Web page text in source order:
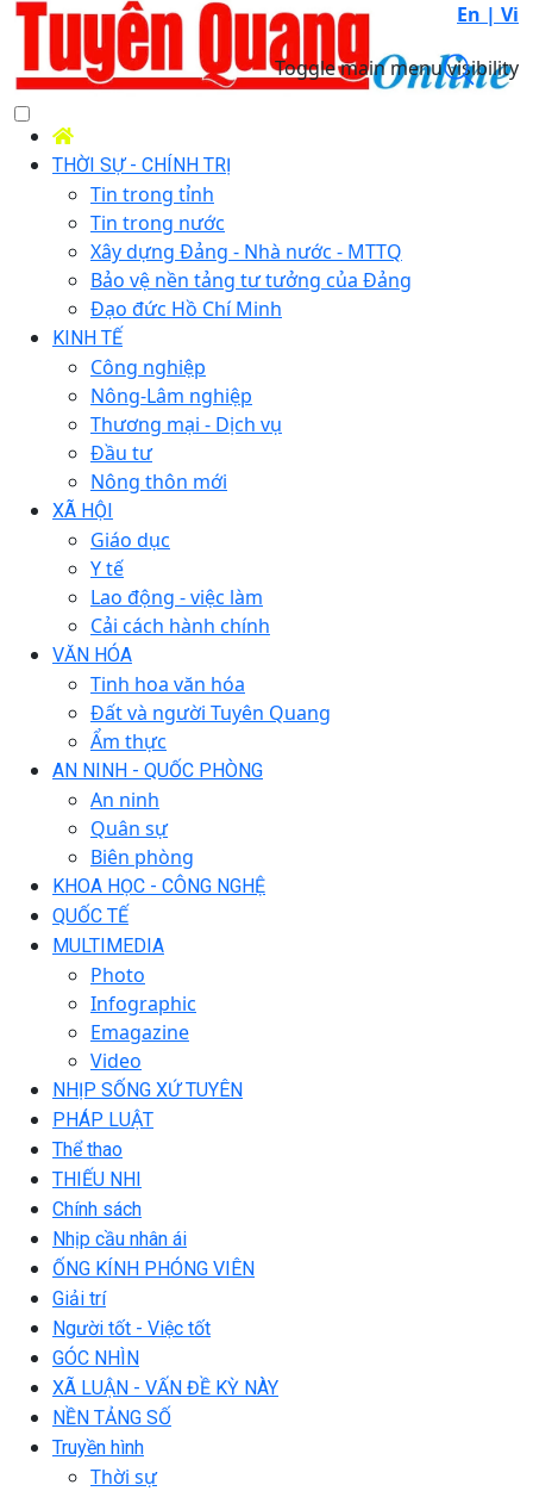
En | Vi
Toggle main menu visibility
THỜI SỰ - CHÍNH TRỊ
Tin trong tỉnh
Tin trong nước
Xây dựng Đảng - Nhà nước - MTTQ
Bảo vệ nền tảng tư tưởng của Đảng
Đạo đức Hồ Chí Minh
KINH TẾ
Công nghiệp
Nông-Lâm nghiệp
Thương mại - Dịch vụ
Đầu tư
Nông thôn mới
XÃ HỘI
Giáo dục
Y tế
Lao động - việc làm
Cải cách hành chính
VĂN HÓA
Tinh hoa văn hóa
Đất và người Tuyên Quang
Ẩm thực
AN NINH - QUỐC PHÒNG
An ninh
Quân sự
Biên phòng
KHOA HỌC - CÔNG NGHỆ
QUỐC TẾ
MULTIMEDIA
Photo
Infographic
Emagazine
Video
NHỊP SỐNG XỨ TUYÊN
PHÁP LUẬT
Thể thao
THIẾU NHI
Chính sách
Nhịp cầu nhân ái
ỐNG KÍNH PHÓNG VIÊN
Giải trí
Người tốt - Việc tốt
GÓC NHÌN
XÃ LUẬN - VẤN ĐỀ KỲ NÀY
NỀN TẢNG SỐ
Truyền hình
Thời sự